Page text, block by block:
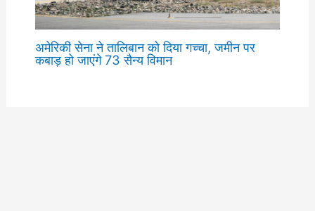
अमेरिकी सेना ने तालिबान को दिया गच्चा, जमीन पर
कबाड़ हो जाएंगे 73 सैन्य विमान